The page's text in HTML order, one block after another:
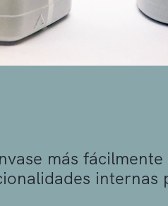
más fácilmente
internas